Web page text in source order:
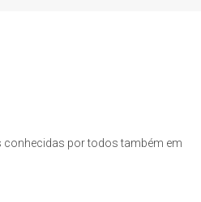
conhecidas por todos também em